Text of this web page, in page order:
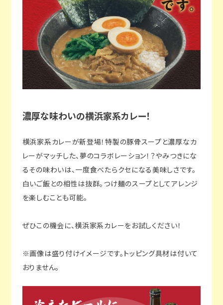
濃厚な味わいの横浜家系カレー！
横浜家系カレーが新登場！特製の豚骨スープと濃厚なカ
レーがマッチした、夢のコラボレーション！？やみつきにな
るその味わいは、一度食べたらクセになる美味しさです。
白いご飯との相性は抜群。つけ麺のスープとしてアレンジ
を楽しむことも可能。
ぜひこの機会に、横浜家系カレーをお試しください！
※画像は盛り付けイメージです。トッピング具材は付いて
おりません。